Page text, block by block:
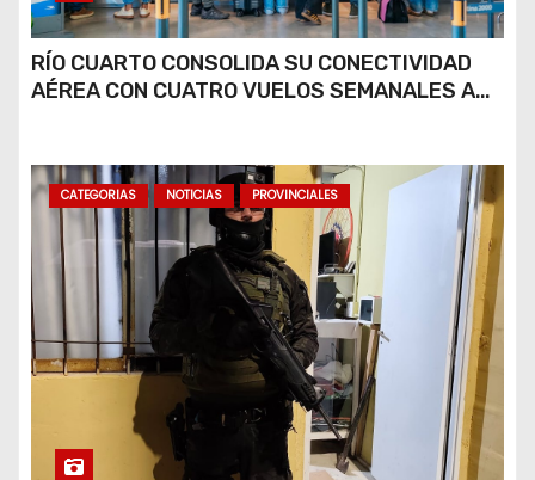
RÍO CUARTO CONSOLIDA SU CONECTIVIDAD
AÉREA CON CUATRO VUELOS SEMANALES A
CATEGORIAS NOTICIAS PROVINCIALES